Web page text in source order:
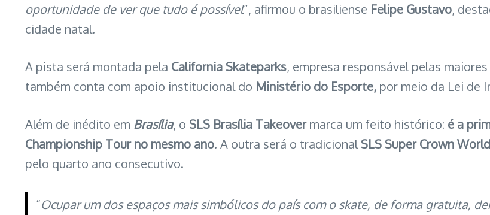
oportunidade de ver que tudo é possível”, afirmou o brasiliense Felipe Gustavo,
cidade natal.
A pista será montada pela California Skateparks, empresa responsável pelas
também conta com apoio institucional do Ministério do Esporte, por meio da Lei de
Além de inédito em Brasília, o SLS Brasília Takeovermarca um feito histórico: é a
Championship Tour no mesmo ano. A outra será o tradicionalSLS Super Crown
pelo quarto ano consecutivo.
“Ocupar um dos espaços mais simbólicos do país com o skate, de forma gratuita,